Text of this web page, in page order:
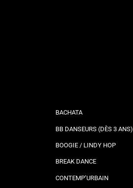
BACHATA
BB DANSEURS (DÈS 3 ANS)
BOOGIE / LINDY HOP
BREAK DANCE
CONTEMP’URBAIN